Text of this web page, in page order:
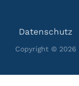
Datenschutz
Copyright © 2026